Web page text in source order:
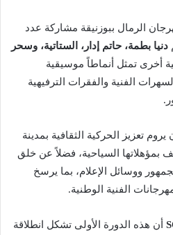
الرمال ببوزنيقة مشاركة عدد
دنيا بطمة، حاتم إدار، الستاتية، وسحر
أخرى تمثل أنماطاً موسيقية
الفنية والفقرات الترفيهية
تعزيز الحركية الثقافية بمدينة
بمؤهلاتها السياحية، فضلاً عن خلق
ووسائل الإعلام، بما يرسخ
الفنية الوطنية.
أن هذه الدورة الأولى تشكل انطلاقة